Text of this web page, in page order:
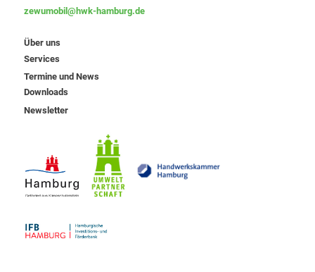
zewumobil@hwk-hamburg.de
Über uns
Services
Termine und News
Downloads
Newsletter